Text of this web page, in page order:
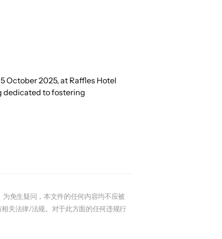
October 2025, at Raffles Hotel
dedicated to fostering
免生疑问，本文件的任何内容均不应被
关法律/法规。对于此方面的任何违规行